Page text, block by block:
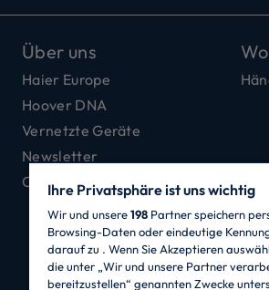
Über uns
Haier Europe
Hoover DNA
Vernetzte Geräte
Newsletter
Offene Stellen
Ihre Privatsphäre ist uns wichtig
Wir und unsere198 Partner speichern
Browsing-Daten oder eindeutige
darauf zu . Wenn Sie Akzeptieren
die unter „Wir und unsere Partner
bereitzustellen“ genannten Zwecke